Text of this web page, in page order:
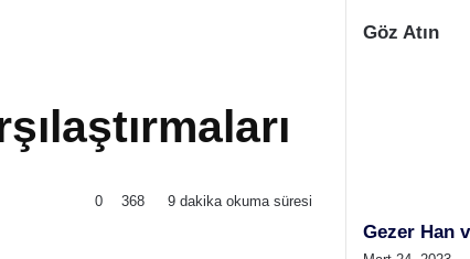
0 368 9 dakika okuma süresi
Göz Atın
Gezer Han